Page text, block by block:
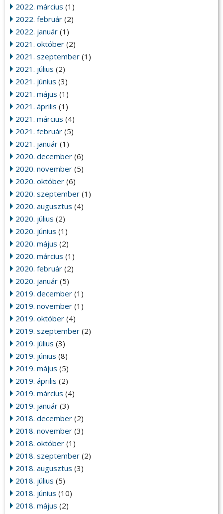
2022. március (1)
2022. február (2)
2022. január (1)
2021. október (2)
2021. szeptember (1)
2021. július (2)
2021. június (3)
2021. május (1)
2021. április (1)
2021. március (4)
2021. február (5)
2021. január (1)
2020. december (6)
2020. november (5)
2020. október (6)
2020. szeptember (1)
2020. augusztus (4)
2020. július (2)
2020. június (1)
2020. május (2)
2020. március (1)
2020. február (2)
2020. január (5)
2019. december (1)
2019. november (1)
2019. október (4)
2019. szeptember (2)
2019. július (3)
2019. június (8)
2019. május (5)
2019. április (2)
2019. március (4)
2019. január (3)
2018. december (2)
2018. november (3)
2018. október (1)
2018. szeptember (2)
2018. augusztus (3)
2018. július (5)
2018. június (10)
2018. május (2)